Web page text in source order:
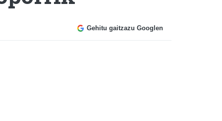
Gehitu gaitzazu Googlen